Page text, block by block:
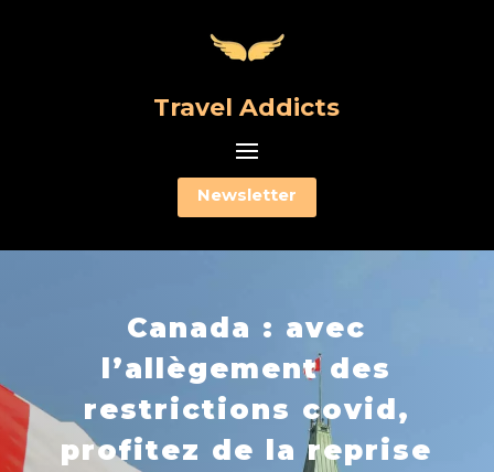
Travel Addicts
Newsletter
Canada : avec
l’allègement des
restrictions covid,
profitez de la reprise